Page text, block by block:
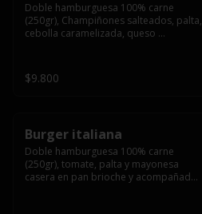
Doble hamburguesa 100% carne
(250gr), Champiñones salteados, palta,
cebolla caramelizada, queso
fritas.
$9.800
Burger italiana
Doble hamburguesa 100% carne
(250gr), tomate, palta y mayonesa
casera en pan brioche y acompañado